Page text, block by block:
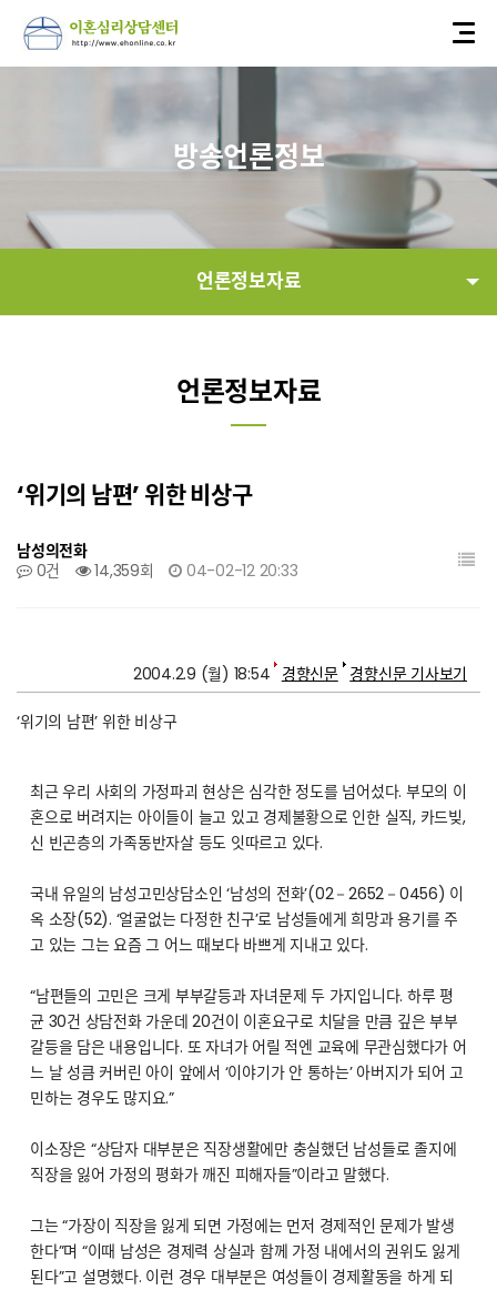
방송언론정보
언론정보자료
언론정보자료
정보공개
언론정보자료
‘위기의 남편’ 위한 비상구
남성의전화
0건
14,359회 04-02-12 20:33
2004.2.9 (월) 18:54 경향신문 경향신문 기사보기
‘위기의 남편’ 위한 비상구
최근 우리 사회의 가정파괴 현상은 심각한 정도를 넘어섰다. 부모의 이
혼으로 버려지는 아이들이 늘고 있고 경제불황으로 인한 실직, 카드빚,
신 빈곤층의 가족동반자살 등도 잇따르고 있다.
국내 유일의 남성고민상담소인 ‘남성의 전화’(02－2652－0456) 이
옥 소장(52). ‘얼굴없는 다정한 친구’로 남성들에게 희망과 용기를 주
고 있는 그는 요즘 그 어느 때보다 바쁘게 지내고 있다.
“남편들의 고민은 크게 부부갈등과 자녀문제 두 가지입니다. 하루 평
균 30건 상담전화 가운데 20건이 이혼요구로 치달을 만큼 깊은 부부
갈등을 담은 내용입니다. 또 자녀가 어릴 적엔 교육에 무관심했다가 어
느 날 성큼 커버린 아이 앞에서 ‘이야기가 안 통하는’ 아버지가 되어 고
민하는 경우도 많지요.”
이소장은 “상담자 대부분은 직장생활에만 충실했던 남성들로 졸지에
직장을 잃어 가정의 평화가 깨진 피해자들”이라고 말했다.
그는 “가장이 직장을 잃게 되면 가정에는 먼저 경제적인 문제가 발생
한다”며 “이때 남성은 경제력 상실과 함께 가정 내에서의 권위도 잃게
된다”고 설명했다. 이런 경우 대부분은 여성들이 경제활동을 하게 되